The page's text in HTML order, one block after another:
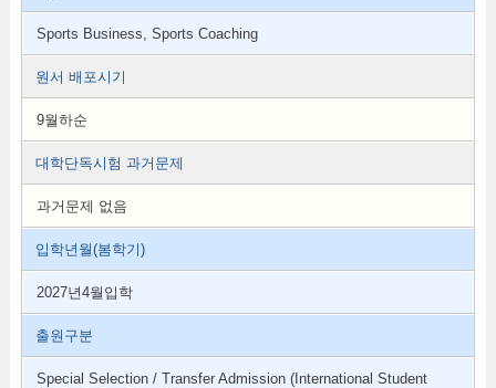
Sports Business, Sports Coaching
원서 배포시기
9월하순
대학단독시험 과거문제
과거문제 없음
입학년월(봄학기)
2027년4월입학
출원구분
Special Selection / Transfer Admission (International Student